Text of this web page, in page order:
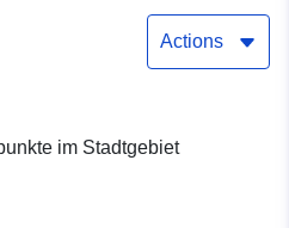
Actions
im Stadtgebiet